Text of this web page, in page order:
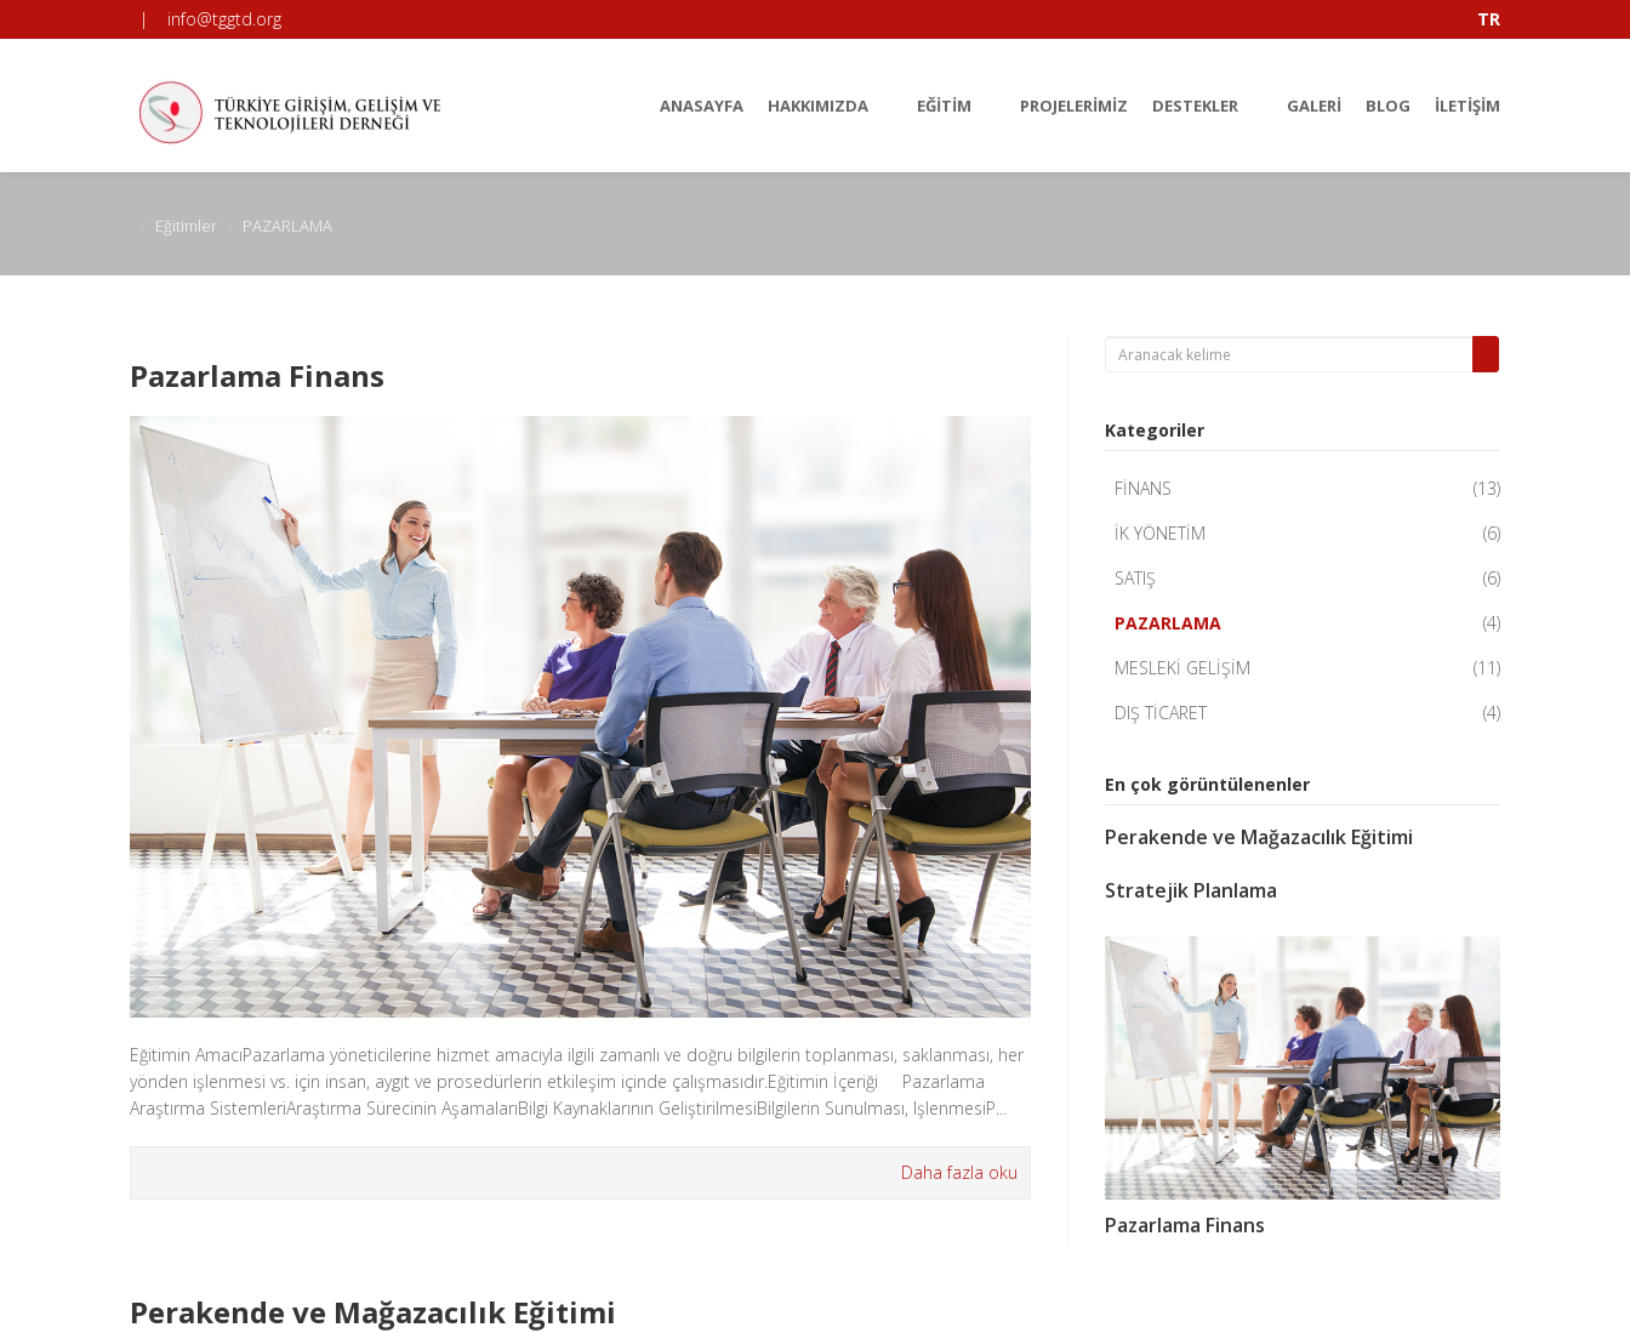
TR
| info@tggtd.org
ANASAYFA HAKKIMIZDA EĞITIM PROJELERIMIZ DESTEKLER GALERI BLOG İLETIŞIM
Eğitimler PAZARLAMA
Pazarlama Finans
Eğitimin AmacıPazarlama yöneticilerine hizmet amacıyla ilgili zamanlı ve doğru bilgilerin toplanması, saklanması, her
yönden işlenmesi vs. için insan, aygıt ve prosedürlerin etkileşim içinde çalışmasıdır.Eğitimin İçeriği Pazarlama
Araştırma SistemleriAraştırma Sürecinin AşamalarıBilgi Kaynaklarının GeliştirilmesiBilgilerin Sunulması, IşlenmesiP...
Daha fazla oku
Perakende ve Mağazacılık Eğitimi
Kategoriler
FİNANS
(13)
İK YÖNETİM
(6)
SATIŞ
(6)
PAZARLAMA
(4)
MESLEKİ GELİŞİM
(11)
DIŞ TİCARET
(4)
En çok görüntülenenler
Perakende ve Mağazacılık Eğitimi
Stratejik Planlama
Pazarlama Finans